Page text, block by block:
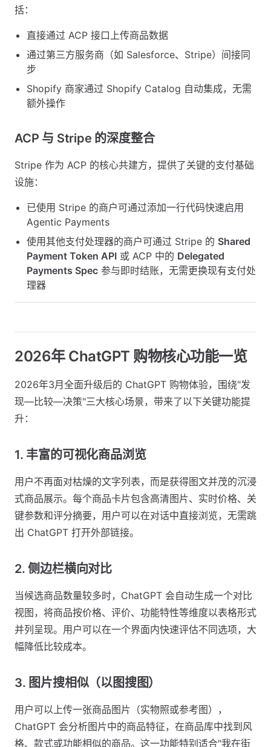
括：
直接通过 ACP 接口上传商品数据
通过第三方服务商（如 Salesforce、Stripe）间接同
步
Shopify 商家通过 Shopify Catalog 自动集成，无需
额外操作
ACP 与 Stripe 的深度整合
Stripe 作为 ACP 的核心共建方，提供了关键的支付基础
设施：
已使用 Stripe 的商户可通过添加一行代码快速启用
Agentic Payments
使用其他支付处理器的商户可通过 Stripe 的 Shared
Payment Token API 或 ACP 中的 Delegated
Payments Spec 参与即时结账，无需更换现有支付处
理器
2026年 ChatGPT 购物核心功能一览
2026年3月全面升级后的 ChatGPT 购物体验，围绕"发
现—比较—决策"三大核心场景，带来了以下关键功能提
升：
1. 丰富的可视化商品浏览
用户不再面对枯燥的文字列表，而是获得图文并茂的沉浸
式商品展示。每个商品卡片包含高清图片、实时价格、关
键参数和评分摘要，用户可以在对话中直接浏览，无需跳
出 ChatGPT 打开外部链接。
2. 侧边栏横向对比
当候选商品数量较多时，ChatGPT 会自动生成一个对比
视图，将商品按价格、评价、功能特性等维度以表格形式
并列呈现。用户可以在一个界面内快速评估不同选项，大
幅降低比较成本。
3. 图片搜相似（以图搜图）
用户可以上传一张商品图片（实物照或参考图），
ChatGPT 会分析图片中的商品特征，在商品库中找到风
格、款式或功能相似的商品。这一功能特别适合"我在街